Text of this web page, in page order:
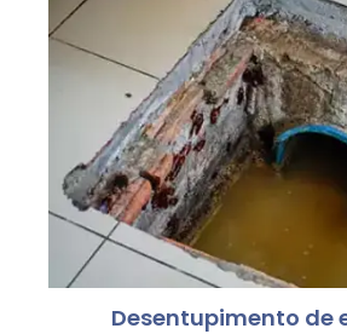
Desentupimento de